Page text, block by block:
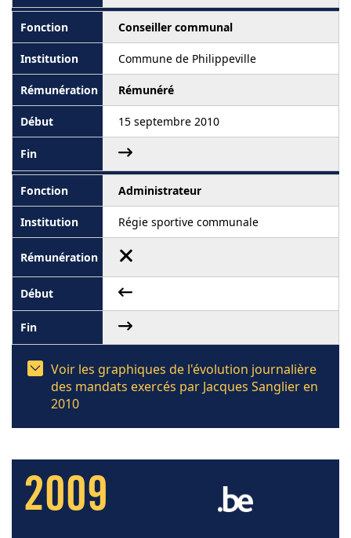
Conseiller communal
Commune de Philippeville
Rémunéré
15 septembre 2010
Administrateur
Régie sportive communale
Voir les graphiques de l'évolution journalière
des mandats exercés par Jacques Sanglier en
2010
2009